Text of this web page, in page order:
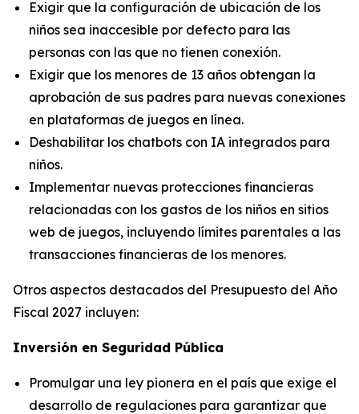
Exigir que la configuración de ubicación de los
niños sea inaccesible por defecto para las
personas con las que no tienen conexión.
Exigir que los menores de 13 años obtengan la
aprobación de sus padres para nuevas conexiones
en plataformas de juegos en línea.
Deshabilitar los chatbots con IA integrados para
niños.
Implementar nuevas protecciones financieras
relacionadas con los gastos de los niños en sitios
web de juegos, incluyendo límites parentales a las
transacciones financieras de los menores.
Otros aspectos destacados del Presupuesto del Año
Fiscal 2027 incluyen:
Inversión en Seguridad Pública
Promulgar una ley pionera en el país que exige el
desarrollo de regulaciones para garantizar que